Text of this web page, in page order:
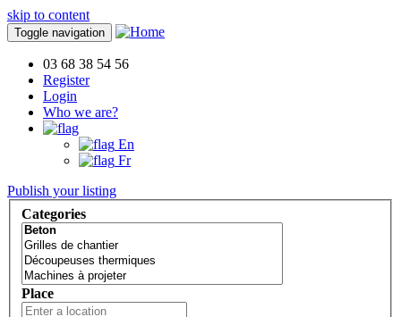
skip to content
Toggle navigation
03 68 38 54 56
Register
Login
Who we are?
En
Fr
Publish your listing
Categories
Place